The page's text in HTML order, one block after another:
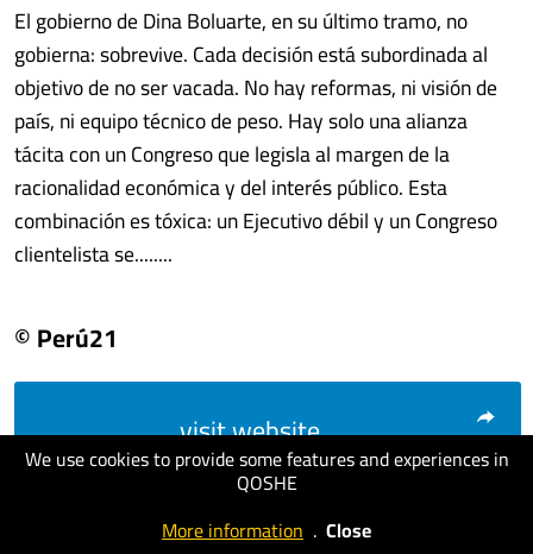
We use cookies to provide some features and experiences in
QOSHE
More information . Close
El gobierno de Dina Boluarte, en su último tramo, no
gobierna: sobrevive. Cada decisión está subordinada al
objetivo de no ser vacada. No hay reformas, ni visión de
país, ni equipo técnico de peso. Hay solo una alianza
tácita con un Congreso que legisla al margen de la
racionalidad económica y del interés público. Esta
combinación es tóxica: un Ejecutivo débil y un Congreso
clientelista se........
© Perú21
visit website